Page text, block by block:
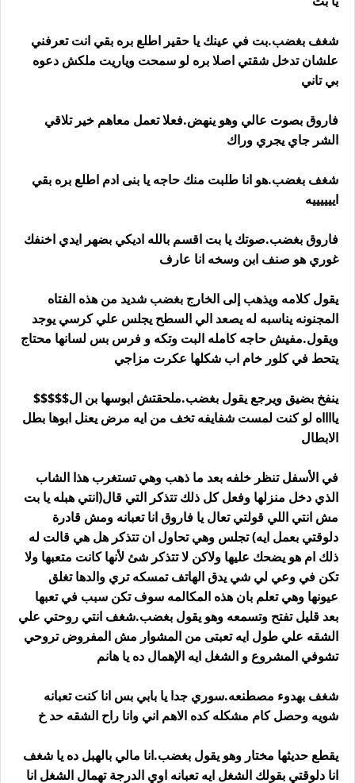
شغف بغضب.بت في عينك يا حقير اطلع بره بقي انت تعرفني
علشان تدخل شقتي اصلا بره لو سمحت وياريت ملكش دعوه
بي تاني
فاروق بصوت عالي وهو ينهض.فعلا تعمل معاهم خير تلاقي
الشر جاي يجري وراك
شغف بغضب.هو انا طلبت منك حاجه يا بنى ادم اطلع بره بقي
اييييييه
فاروق بغضب.صوتك يا بت اقسم بالله اديكي بضهر ايدي اخنفك
غوري هو صنف ابن وسخه انا عارف
يقول كلامه ويذهب إلى الخارج بغضب شديد من هذه الفتاه
المجنونه يناسبه له يصعد الي السطح يجلس علي كرسي يوجد
ويقول.مفيش حاجه كامله البت وتكه و فرس بس لسانها محتاج
يتحط في كلور خام اب شكلها عكرت مزاجي
ينفخ بضيق ويرجع يقول بغضب.ملحقتش ابوسها بن ال$$$$$
يااااه لو كنت لمست شفايفه تخف من ايه مرض يعنل ابوها بطل
الابطال
في الأسفل تنظر خلفه بعد ما ذهب وهي تستغرب هذا الشاب
الذي دخل منزلها وفعل كل ذلك تتذكر التي قال(انتي هبله يا بت
مش انتي اللي قولتي تعال يا فاروق انا تعبانه ومش قادرة
دلوقتي بعمل ايه) تجلس وهي تحاول ان تتذكر هل هي قالت له
ذلك ام هو يضحك عليها ولاكن لا تتذكر شئ لأنها كانت متعبها ولا
تكن في وعي لي شي يدق الهاتف تمسكه تري والدها تغلق
عيونها وهي تعلم بان هذه المكالمه سوف تكن سبب في تعبها
بعد قليل تفتح وتسمعه وهو يقول بغضب.شغف انتي روحتي علي
الشقه علي طول ايه تعبتى من المشوار مش المفروض تروحي
تشوفي المشروع و الشغل ايه الإهمال ده يا هانم
شغف بهدوء مصطنعه.سوري جدا يا بابي بس انا كنت تعبانه
شويه وحصل كام مشكله كده الاهم اني وانا راح الشقه حد خ
يقطع حديثها مختار وهو يقول بغضب.انا مالي بالهبل ده يا شغف
انا دلوقتي بقولك الشغل ايه تعبانه اوي الدرجة تهمال الشغل انا